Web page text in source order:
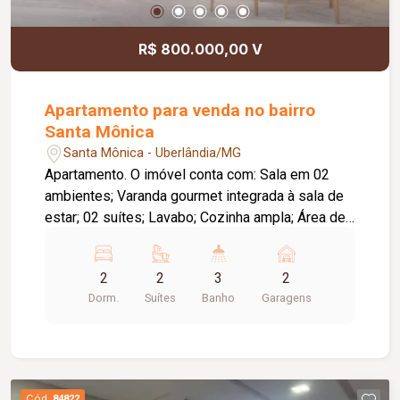
R$ 800.000,00 V
Apartamento para venda no bairro
Santa Mônica
Santa Mônica - Uberlândia/MG
Apartamento. O imóvel conta com: Sala em 02
ambientes; Varanda gourmet integrada à sala de
estar; 02 suítes; Lavabo; Cozinha ampla; Área de
Diferenciais: Upgrades inclusos na venda;
Tomadas preparadas para instalação de ar-
condicionado em todos os cômodos; Varanda
squash; Quadra poliesportiva; Salão de festas;
2
Dorm.
2
Suítes
3
Banho
2
Garagens